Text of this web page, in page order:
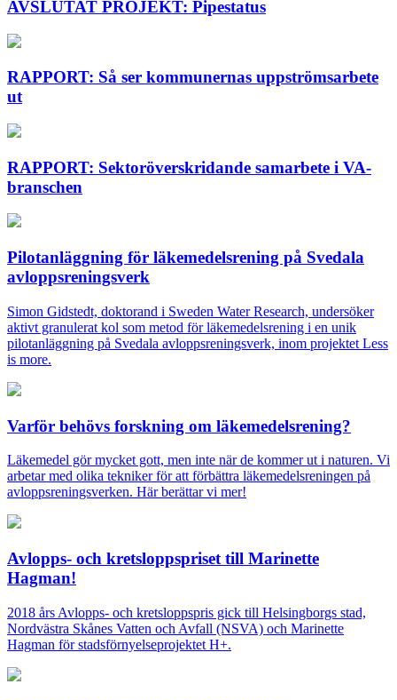
AVSLUTAT PROJEKT: Pipestatus
RAPPORT: Så ser kommunernas uppströmsarbete
ut
RAPPORT: Sektoröverskridande samarbete i VA-
branschen
Pilotanläggning för läkemedelsrening på Svedala
avloppsreningsverk
Simon Gidstedt, doktorand i Sweden Water Research, undersöker
aktivt granulerat kol som metod för läkemedelsrening i en unik
pilotanläggning på Svedala avloppsreningsverk, inom projektet Less
is more.
Varför behövs forskning om läkemedelsrening?
Läkemedel gör mycket gott, men inte när de kommer ut i naturen. Vi
arbetar med olika tekniker för att förbättra läkemedelsreningen på
avloppsreningsverken. Här berättar vi mer!
Avlopps- och kretsloppspriset till Marinette
Hagman!
2018 års Avlopps- och kretsloppspris gick till Helsingborgs stad,
Nordvästra Skånes Vatten och Avfall (NSVA) och Marinette
Hagman för stadsförnyelseprojektet H+.